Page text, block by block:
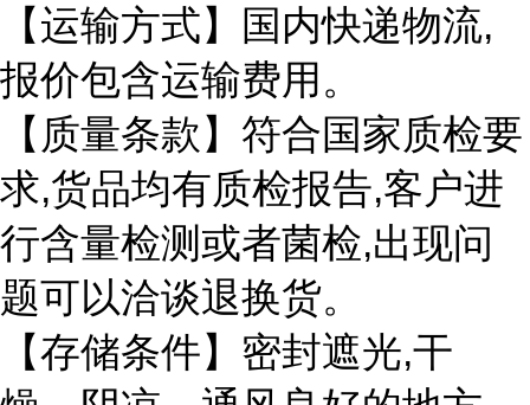
【运输方式】国内快递物流,
报价包含运输费用。
【质量条款】符合国家质检要
求,货品均有质检报告,客户进
行含量检测或者菌检,出现问
题可以洽谈退换货。
【存储条件】密封遮光,干